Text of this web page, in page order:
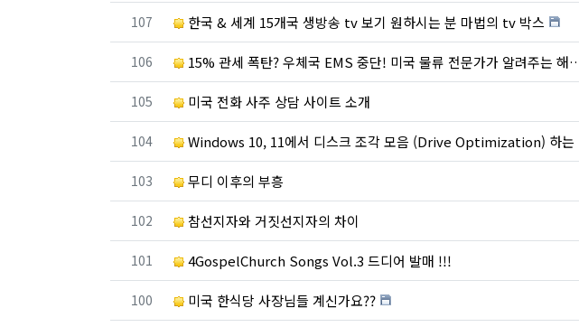
번호
107 한국 & 세계 15개국 생방송 tv 보기 원하시는 분 마법의 tv 박스
번호
106 15% 관세 폭탄? 우체국 EMS 중단! 미국 물류 전문가가 알려주는 해결책
번호
105 미국 전화 사주 상담 사이트 소개
번호
104 Windows 10, 11에서 디스크 조각 모음 (Drive Optimization) 하는 방법
번호
103 무디 이후의 부흥
번호
102 참선지자와 거짓선지자의 차이
번호
101 4GospelChurch Songs Vol.3 드디어 발매 !!!
번호
100 미국 한식당 사장님들 계신가요??